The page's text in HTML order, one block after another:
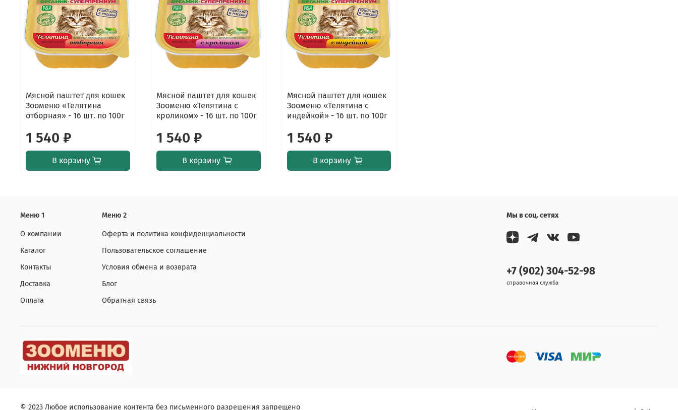
Мясной паштет для кошек
Зооменю «Телятина
отборная» - 16 шт. по 100г
1 540 ₽
В корзину
Мясной паштет для кошек
Зооменю «Телятина с
кроликом» - 16 шт. по 100г
1 540 ₽
В корзину
Мясной паштет для кошек
Зооменю «Телятина с
индейкой» - 16 шт. по 100г
1 540 ₽
В корзину
Меню 1
О компании
Каталог
Контакты
Доставка
Оплата
Меню 2
Оферта и политика конфиденциальности
Пользовательское соглашение
Условия обмена и возврата
Блог
Обратная связь
Мы в соц. сетях
+7 (902) 304-52-98
справочная служба
© 2023 Любое использование контента без письменного разрешения запрещено